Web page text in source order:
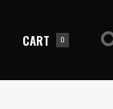
CART 0